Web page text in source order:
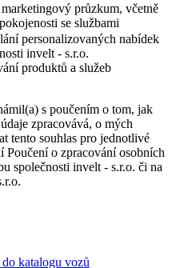
průzkum, včetně
se službami
personalizovaných nabídek
invelt - s.r.o.
produktů a služeb
s poučením o tom, jak
zpracovává, o mých
tento souhlas pro jednotlivé
o zpracování osobních
společnosti invelt - s.r.o. či na